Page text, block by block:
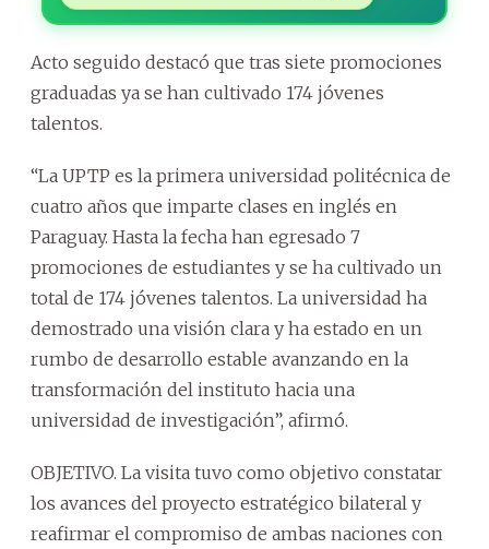
Acto seguido destacó que tras siete promociones
graduadas ya se han cultivado 174 jóvenes
talentos.
“La UPTP es la primera universidad politécnica de
cuatro años que imparte clases en inglés en
Paraguay. Hasta la fecha han egresado 7
promociones de estudiantes y se ha cultivado un
total de 174 jóvenes talentos. La universidad ha
demostrado una visión clara y ha estado en un
rumbo de desarrollo estable avanzando en la
transformación del instituto hacia una
universidad de investigación”, afirmó.
OBJETIVO. La visita tuvo como objetivo constatar
los avances del proyecto estratégico bilateral y
reafirmar el compromiso de ambas naciones con